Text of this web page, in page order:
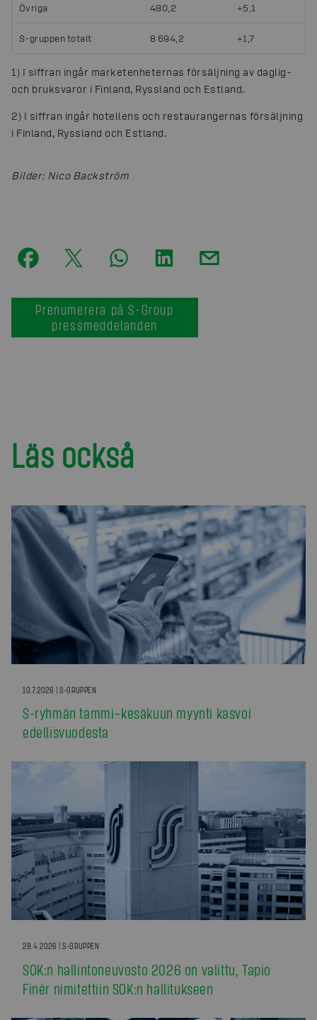
Övriga 480,2 +5,1
S-gruppen totalt 8 694,2 +1,7
1) I siffran ingår marketenheternas försäljning av daglig-
och bruksvaror i Finland, Ryssland och Estland.
2) I siffran ingår hotellens och restaurangernas försäljning
i Finland, Ryssland och Estland.
Bilder: Nico Backström
Prenumerera på S-Group
pressmeddelanden
Läs också
10.7.2026 | S-GRUPPEN
S-ryhmän tammi–kesäkuun myynti kasvoi
edellisvuodesta
28.4.2026 | S-GRUPPEN
SOK:n hallintoneuvosto 2026 on valittu, Tapio
Finér nimitettiin SOK:n hallitukseen